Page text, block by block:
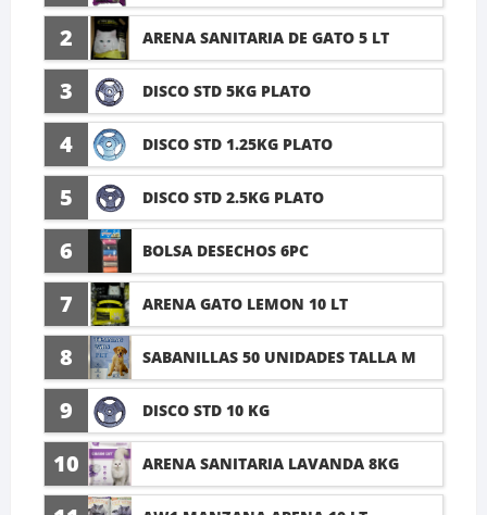
LAVANDA 10 LTI
2 ARENA SANITARIA DE GATO 5 LT
3 DISCO STD 5KG PLATO
4 DISCO STD 1.25KG PLATO
5 DISCO STD 2.5KG PLATO
6 BOLSA DESECHOS 6PC
7 ARENA GATO LEMON 10 LT
8 SABANILLAS 50 UNIDADES TALLA M
60X45CM
9 DISCO STD 10 KG
10 ARENA SANITARIA LAVANDA 8KG